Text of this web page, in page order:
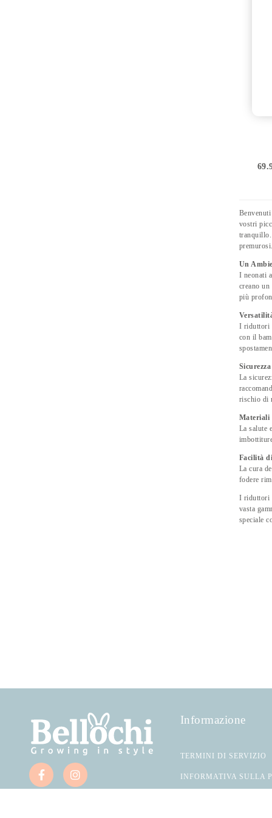
vostri
Un
I neonati
creano
più
I riduttori
con il
La
rischio di
Materiali
La salute
Facilità
La cura
fodere
I riduttori
vasta
speciale
Informazione
TERMINI DI SERVIZIO
INFORMATIVA SULLA